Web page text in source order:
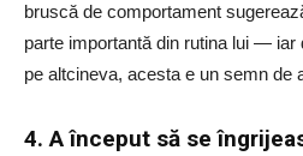
bruscă de comportament
parte importantă din rutina lui —
pe altcineva, acesta e un semn de
4. A început să se